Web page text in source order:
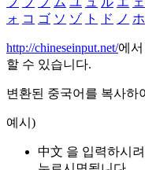
ォ コ ゴ ソ ゾ ト ド ノ ホ
http://chineseinput.net/에
할 수 있습니다.
변환된 중국어를 복사하
예시)
中文 을 입력하시